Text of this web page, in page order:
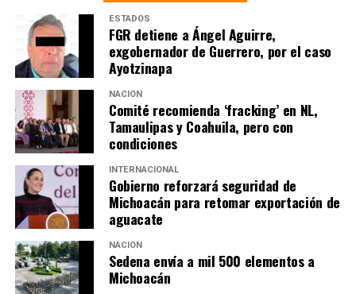
ESTADOS
FGR detiene a Ángel Aguirre,
exgobernador de Guerrero, por el caso
Ayotzinapa
NACIÓN
Comité recomienda ‘fracking’ en NL,
Tamaulipas y Coahuila, pero con
condiciones
INTERNACIONAL
Gobierno reforzará seguridad de
Michoacán para retomar exportación de
aguacate
NACIÓN
Sedena envía a mil 500 elementos a
Michoacán